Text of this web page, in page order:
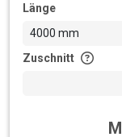
Länge
4000 mm
Zuschnitt